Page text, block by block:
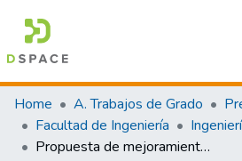
Communities & Collections
Home A. Trabajos de Grado
Facultad de Ingeniería
Propuesta de mejoramiento del Sistema de Gestión de Seguridad y Salud en el Trabajo de la empresa Centro de Diagnóstico Automas Ltda de la ciudad de Cali basados en el Decreto 1072 de 2015 y la Resolución 0312 de 2019